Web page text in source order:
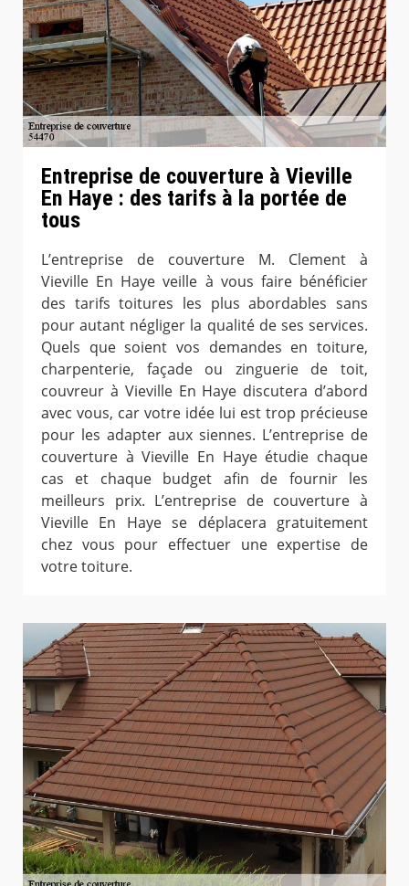
Entreprise de couverture à Vieville
En Haye : des tarifs à la portée de
tous
L’entreprise de couverture M. Clement à
Vieville En Haye veille à vous faire bénéficier
des tarifs toitures les plus abordables sans
pour autant négliger la qualité de ses services.
Quels que soient vos demandes en toiture,
charpenterie, façade ou zinguerie de toit,
couvreur à Vieville En Haye discutera d’abord
avec vous, car votre idée lui est trop précieuse
pour les adapter aux siennes. L’entreprise de
couverture à Vieville En Haye étudie chaque
cas et chaque budget afin de fournir les
meilleurs prix. L’entreprise de couverture à
Vieville En Haye se déplacera gratuitement
chez vous pour effectuer une expertise de
votre toiture.